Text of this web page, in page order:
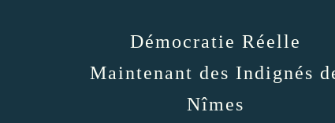
Démocratie Réelle
Maintenant des Indignés
Nîmes